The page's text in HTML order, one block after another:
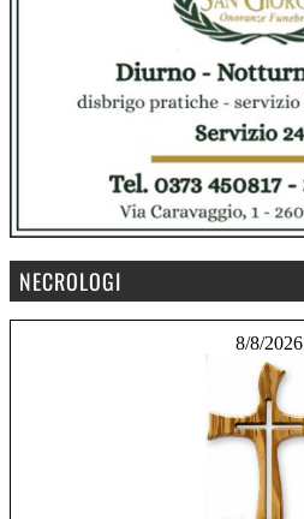
NECROLOGI
8/8/2026